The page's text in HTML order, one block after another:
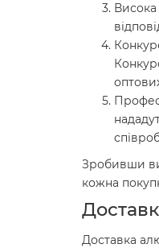
Висока
Зробивши
кожна
Доставка